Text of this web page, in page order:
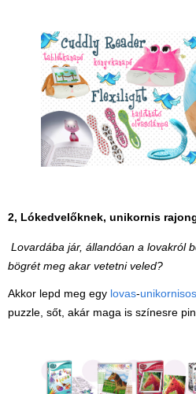
2, Lókedvelőknek, unikornis
Lovardába jár, állandóan a lovakról
bögrét meg akar vetetni veled?
Akkor lepd meg egy lovas-unikornisos
puzzle, sőt, akár maga is színesre